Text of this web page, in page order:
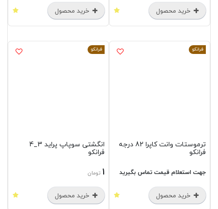
خرید محصول خرید محصول
فرانکو
ترموستات وانت کاپرا 82 درجه
فرانکو
جهت استعلام قیمت تماس بگیرید
خرید محصول
فرانکو
انگشتی سوپاپ پراید 3_4
فرانکو
1 تومان
خرید محصول